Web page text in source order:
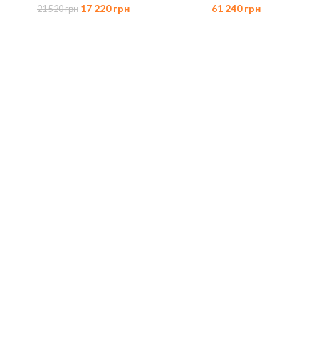
21 520грн Оригінальна
17 220грнПоточна
61 240грн